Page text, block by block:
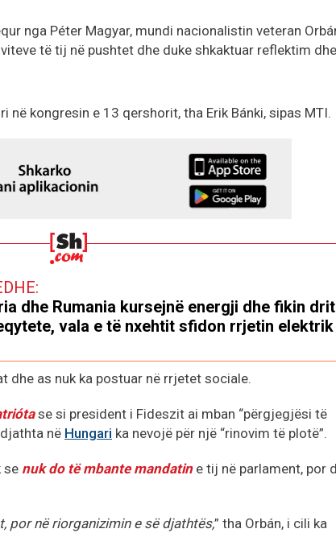
nga Péter Magyar, mundi nacionalistin veteran
të tij në pushtet dhe duke shkaktuar reflektim dhe
kongresin e 13 qershorit, tha Erik Bánki, sipas MTI.
dhe Rumania kursejnë energji dhe fikin
vala e të nxehtit sfidon rrjetin elektrik
dhe as nuk ka postuar në rrjetet sociale.
se si president i Fideszit ai mban “përgjegjësi të
në Hungari ka nevojë për një “rinovim të plotë”.
se nuk do të mbante mandatine tij në parlament, por
por në riorganizimin e së djathtës,” tha Orbán, i cili ka